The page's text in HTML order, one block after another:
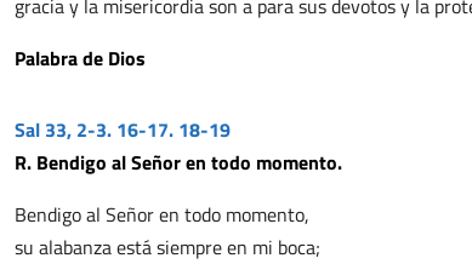
gracia y la misericordia son a para sus devotos y la
Palabra de Dios
Sal 33, 2-3. 16-17. 18-19
R. Bendigo al Señor en todo momento.
Bendigo al Señor en todo momento,
su alabanza está siempre en mi boca;